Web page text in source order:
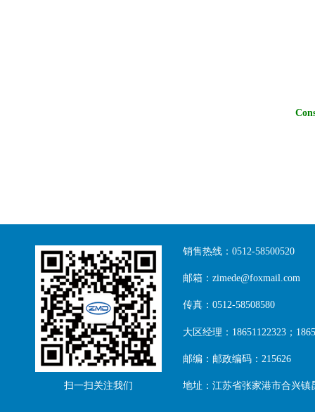
扫一扫关注我们
销售热线：0512-58500520
邮箱：zimede@foxmail.com
传真：0512-58508580
大区经理：18651122323；
邮编：邮政编码：215626
地址：江苏省张家港市合兴镇